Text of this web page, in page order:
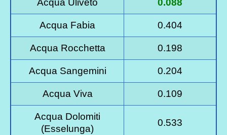
Acqua Uliveto 0.088
Acqua Fabia 0.404
Acqua Rocchetta 0.198
Acqua Sangemini 0.204
Acqua Viva 0.109
Acqua Dolomiti
(Esselunga)
0.533